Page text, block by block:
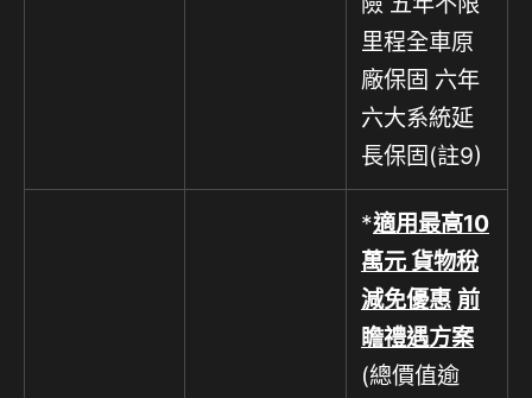
里程全車原
廠保固 六年
六大系統延
長保固(註9)
*適用最高10
萬元 貨物稅
減免優惠 前
瞻禮遇方案
(總價值逾